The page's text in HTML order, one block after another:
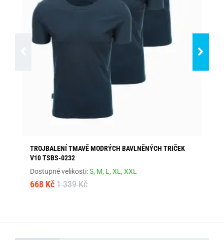
TROJBALENÍ TMAVĚ MODRÝCH BAVLNĚNÝCH TRIČEK
V10 TSBS-0232
Dostupné velikosti:S, M, L,XL,XXL
668 Kč 1 339 Kč